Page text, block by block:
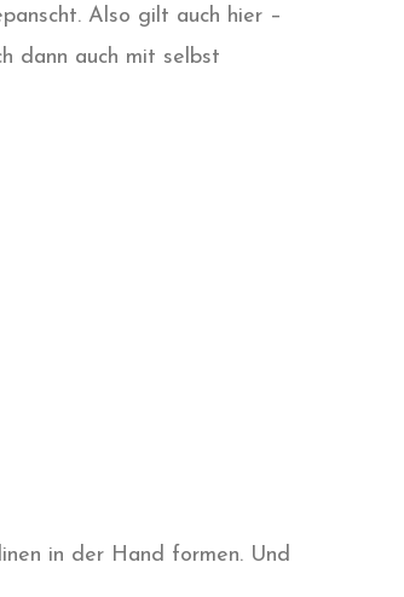
Also gilt auch hier –
dann auch mit selbst
in der Hand formen. Und